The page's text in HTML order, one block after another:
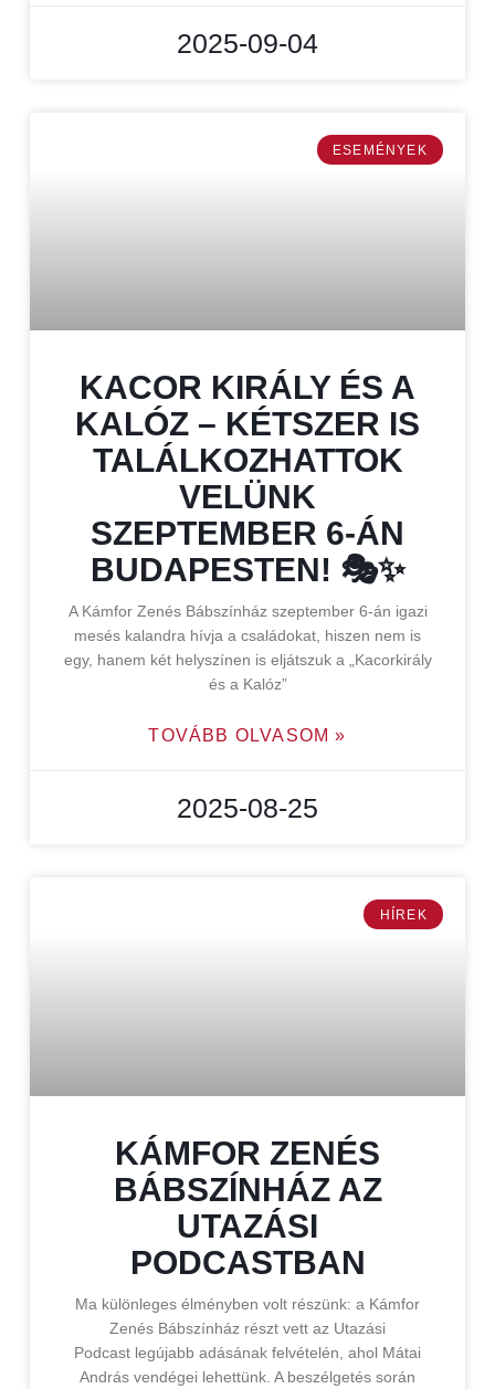
2025-09-04
ESEMÉNYEK
KACOR KIRÁLY ÉS A
KALÓZ – KÉTSZER IS
TALÁLKOZHATTOK
VELÜNK
SZEPTEMBER 6-ÁN
BUDAPESTEN! 🎭✨
A Kámfor Zenés Bábszínház szeptember 6-án igazi
mesés kalandra hívja a családokat, hiszen nem is
egy, hanem két helyszínen is eljátszuk a „Kacorkirály
és a Kalóz”
TOVÁBB OLVASOM »
2025-08-25
HÍREK
KÁMFOR ZENÉS
BÁBSZÍNHÁZ AZ
UTAZÁSI
PODCASTBAN
Ma különleges élményben volt részünk: a Kámfor
Zenés Bábszínház részt vett az Utazási
Podcast legújabb adásának felvételén, ahol Mátai
András vendégei lehettünk. A beszélgetés során